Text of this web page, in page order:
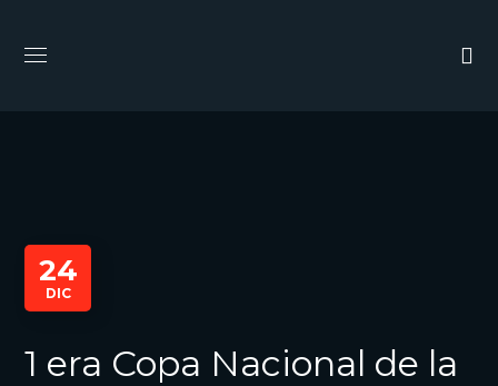
24
DIC
1 era Copa Nacional de la